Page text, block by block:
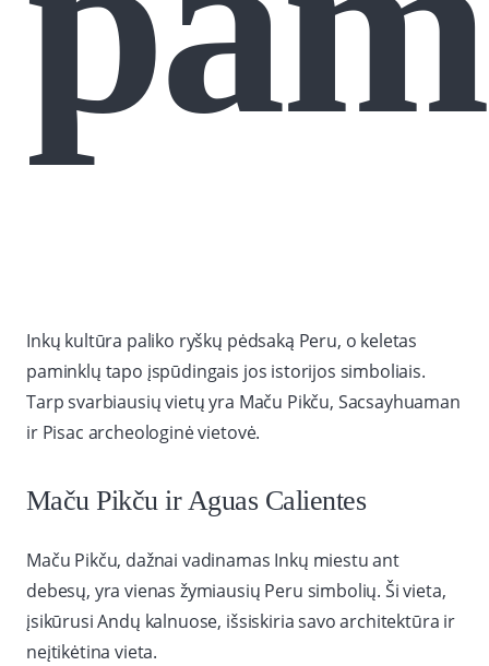
Inkų kultūra paliko ryškų pėdsaką Peru, o keletas
paminklų tapo įspūdingais jos istorijos simboliais.
Tarp svarbiausių vietų yra Maču Pikču, Sacsayhuaman
ir Pisac archeologinė vietovė.
Maču Pikču ir Aguas Calientes
Maču Pikču, dažnai vadinamas Inkų miestu ant
debesų, yra vienas žymiausių Peru simbolių. Ši vieta,
įsikūrusi Andų kalnuose, išsiskiria savo architektūra ir
neįtikėtina vieta.